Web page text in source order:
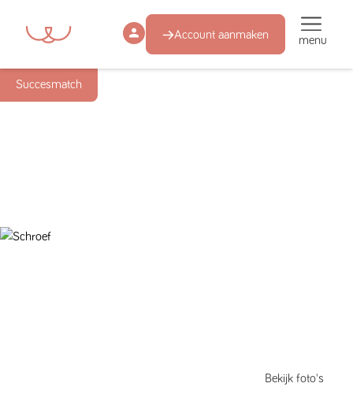
Account aanmaken menu
Succesmatch
Bekijk foto's